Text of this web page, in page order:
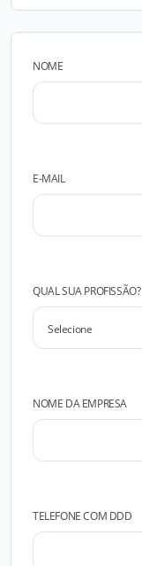
NOME
E-MAIL
QUAL SUA PROFISSÃO?
NOME DA EMPRESA
TELEFONE COM DDD